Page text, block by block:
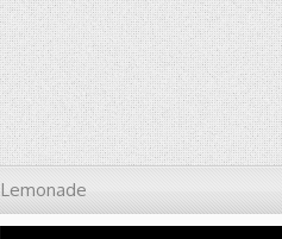
Lemonade